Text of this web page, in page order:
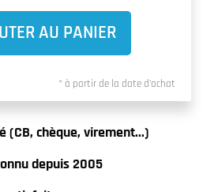
AU PANIER
* à partir de la date d'achat
(CB, chèque, virement...)
depuis 2005